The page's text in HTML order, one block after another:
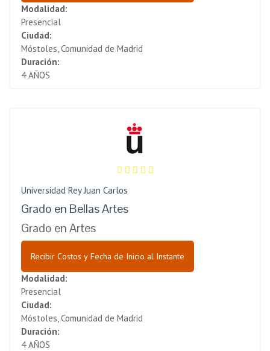
Modalidad:
Presencial
Ciudad:
Móstoles, Comunidad de Madrid
Duración:
4 AÑOS
Universidad Rey Juan Carlos
Grado en Bellas Artes
Grado en Artes
Recibir Costos y Fecha de Inicio al Instante
Modalidad:
Presencial
Ciudad:
Móstoles, Comunidad de Madrid
Duración:
4 AÑOS